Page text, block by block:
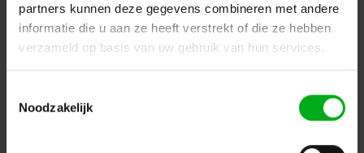
partners kunnen deze gegevens combineren met andere
informatie die u aan ze heeft verstrekt of die ze hebben
verzameld op basis van uw gebruik van hun services.
Noodzakelijk
Login voor prijzen
Kleine Tocht 32
info@podiumtechniek.nl
Volg ons op Facebook